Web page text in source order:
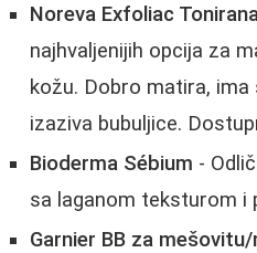
Noreva Exfoliac
najhvaljenijih opcija za
kožu. Dobro matira, ima
izaziva bubuljice.
Bioderma Sébium -
sa laganom teksturom i
Garnier BB za